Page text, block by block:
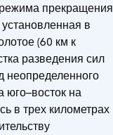
прекращения
в
(60 км к
разведения сил
неопределенного
юго–восток на
в трех километрах